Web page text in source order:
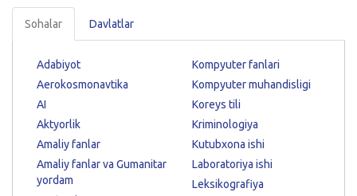
Sohalar Davlatlar
Adabiyot
Aerokosmonavtika
AI
Aktyorlik
Amaliy fanlar
Amaliy fanlar va Gumanitar
yordam
Kompyuter fanlari
Kompyuter muhandisligi
Koreys tili
Kriminologiya
Kutubxona ishi
Laboratoriya ishi
Leksikografiya